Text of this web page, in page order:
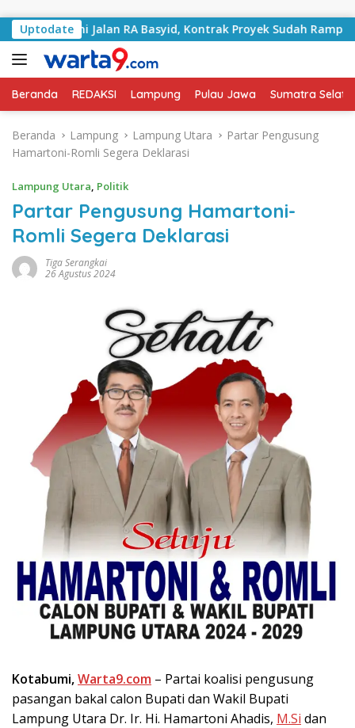
Uptodate
Jalan RA Basyid, Kontrak Proyek Sudah Rampung
Beranda REDAKSI Lampung Pulau Jawa Sumatra
Beranda Lampung Lampung Utara
Partar Pengusung
Hamartoni-Romli Segera Deklarasi
Lampung Utara, Politik
Partar Pengusung Hamartoni-
Romli Segera Deklarasi
Tiga Serangkai
26 Agustus 2024
Kotabumi,Warta9.com – Partai koalisi pengusung
pasangan bakal calon Bupati dan Wakil Bupati
Lampung Utara Dr. Ir. Hi. Hamartoni Ahadis, M.Si dan